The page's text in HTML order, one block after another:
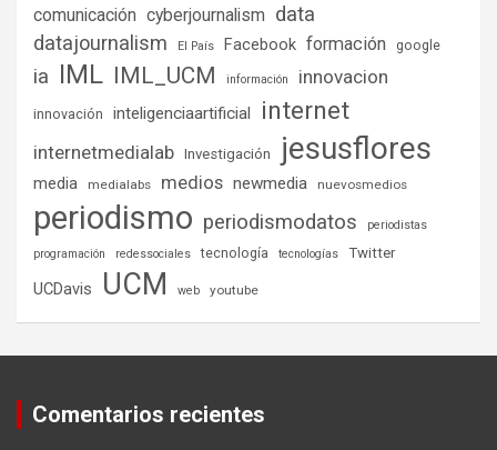
comunicación cyberjournalism data
datajournalism El País Facebook formación google
ia IML IML_UCM información innovacion
innovación inteligenciaartificial internet
internetmedialab Investigación jesusflores
media medialabs medios newmedia nuevosmedios
periodismo periodismodatos
periodistas
programación
redessociales tecnología tecnologías Twitter
UCDavis UCM web youtube
Comentarios recientes